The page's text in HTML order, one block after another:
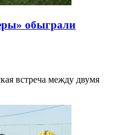
обыграли
встреча между двумя